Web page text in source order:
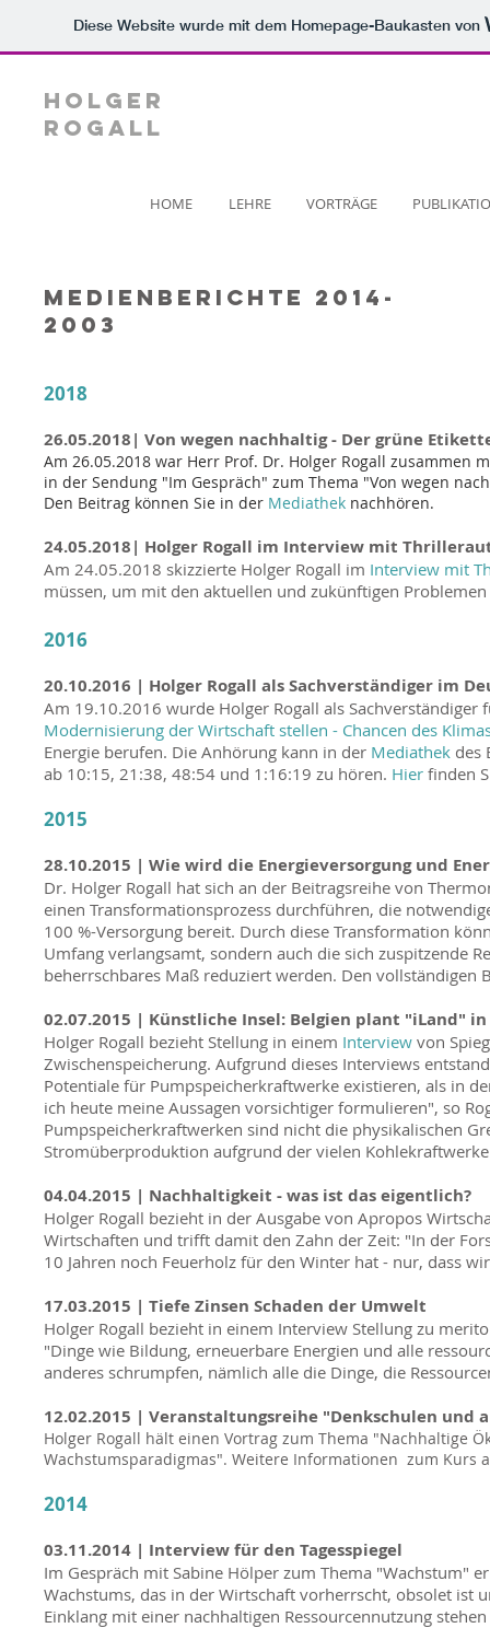
Diese Website wurde mit dem Homepage-Baukasten von
Holger
Rogall
HOME LEHRE VORTRÄGE
Medienberichte 2014-
2003
2018
26.05.2018| Von wegen nachhaltig - Der grüne
Am 26.05.2018 war Herr Prof. Dr. Holger Rogall
in der Sendung "Im Gespräch" zum Thema "Von wegen
Den Beitrag können Sie in der Mediathek nachhören.
24.05.2018| Holger Rogall im Interview mit
Am 24.05.2018 skizzierte Holger Rogall im Interview mit
müssen, um mit den aktuellen und zukünftigen
2016
20.10.2016 | Holger Rogall als Sachverständiger im
Am 19.10.2016 wurde Holger Rogall als
Modernisierung der Wirtschaft stellen - Chancen des
Energie berufen. Die Anhörung kann in der Mediathek des
ab 10:15, 21:38, 48:54 und 1:16:19 zu hören. Hier finden
2015
28.10.2015 | Wie wird die Energieversorgung und
Dr. Holger Rogall hat sich an der Beitragsreihe von
einen Transformationsprozess durchführen, die
100 %-Versorgung bereit. Durch diese Transformation
Umfang verlangsamt, sondern auch die sich zuspitzende
beherrschbares Maß reduziert werden. Den vollständigen
02.07.2015 | Künstliche Insel: Belgien plant "iLand"
Holger Rogall bezieht Stellung in einem Interview von
Zwischenspeicherung. Aufgrund dieses Interviews
Potentiale für Pumpspeicherkraftwerke existieren, als in
ich heute meine Aussagen vorsichtiger formulieren", so
Pumpspeicherkraftwerken sind nicht die physikalischen
Stromüberproduktion aufgrund der vielen
04.04.2015 | Nachhaltigkeit - was ist das eigentlich?
Holger Rogall bezieht in der Ausgabe von Apropos
Wirtschaften und trifft damit den Zahn der Zeit: "In der
10 Jahren noch Feuerholz für den Winter hat - nur, dass
17.03.2015 | Tiefe Zinsen Schaden der Umwelt
Holger Rogall bezieht in einem Interview Stellung zu
"Dinge wie Bildung, erneuerbare Energien und alle
anderes schrumpfen, nämlich alle die Dinge, die
12.02.2015 | Veranstaltungsreihe "Denkschulen und
Holger Rogall hält einen Vortrag zum Thema "Nachhaltige
Wachstumsparadigmas". Weitere Informationen zum Kurs
2014
03.11.2014 | Interview für den Tagesspiegel
Im Gespräch mit Sabine Hölper zum Thema "Wachstum"
Wachstums, das in der Wirtschaft vorherrscht, obsolet ist
Einklang mit einer nachhaltigen Ressourcennutzung